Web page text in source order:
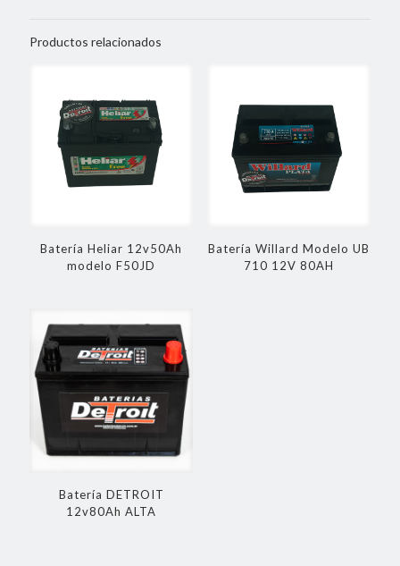
Productos relacionados
Batería Heliar 12v50Ah
modelo F50JD
Batería Willard Modelo UB
710 12V 80AH
Batería DETROIT
12v80Ah ALTA